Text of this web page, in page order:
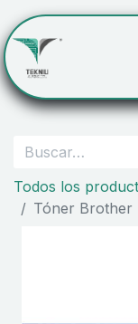
Todos los
Tóner Brother